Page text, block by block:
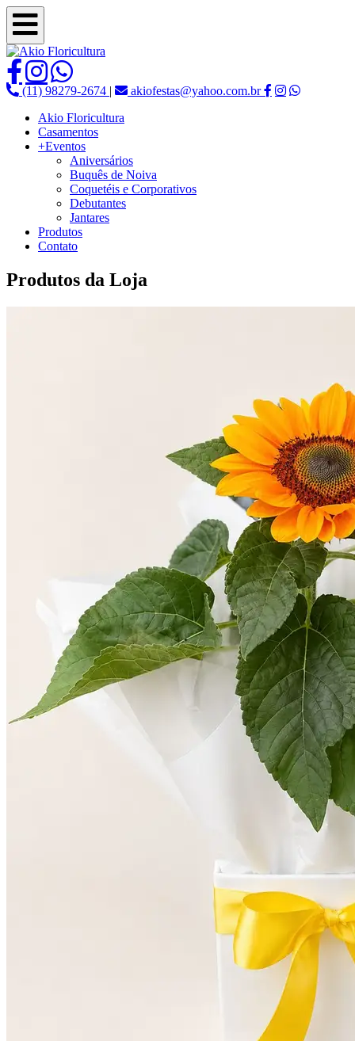
(11) 98279-2674 |
akiofestas@yahoo.com.br
Akio Floricultura
Casamentos
+Eventos
Aniversários
Buquês de Noiva
Coquetéis e Corporativos
Debutantes
Jantares
Produtos
Contato
Produtos da Loja